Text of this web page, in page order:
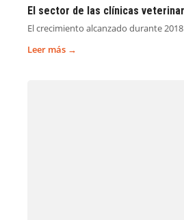
El sector de las clínicas
El crecimiento alcanzado durante
Leer más →